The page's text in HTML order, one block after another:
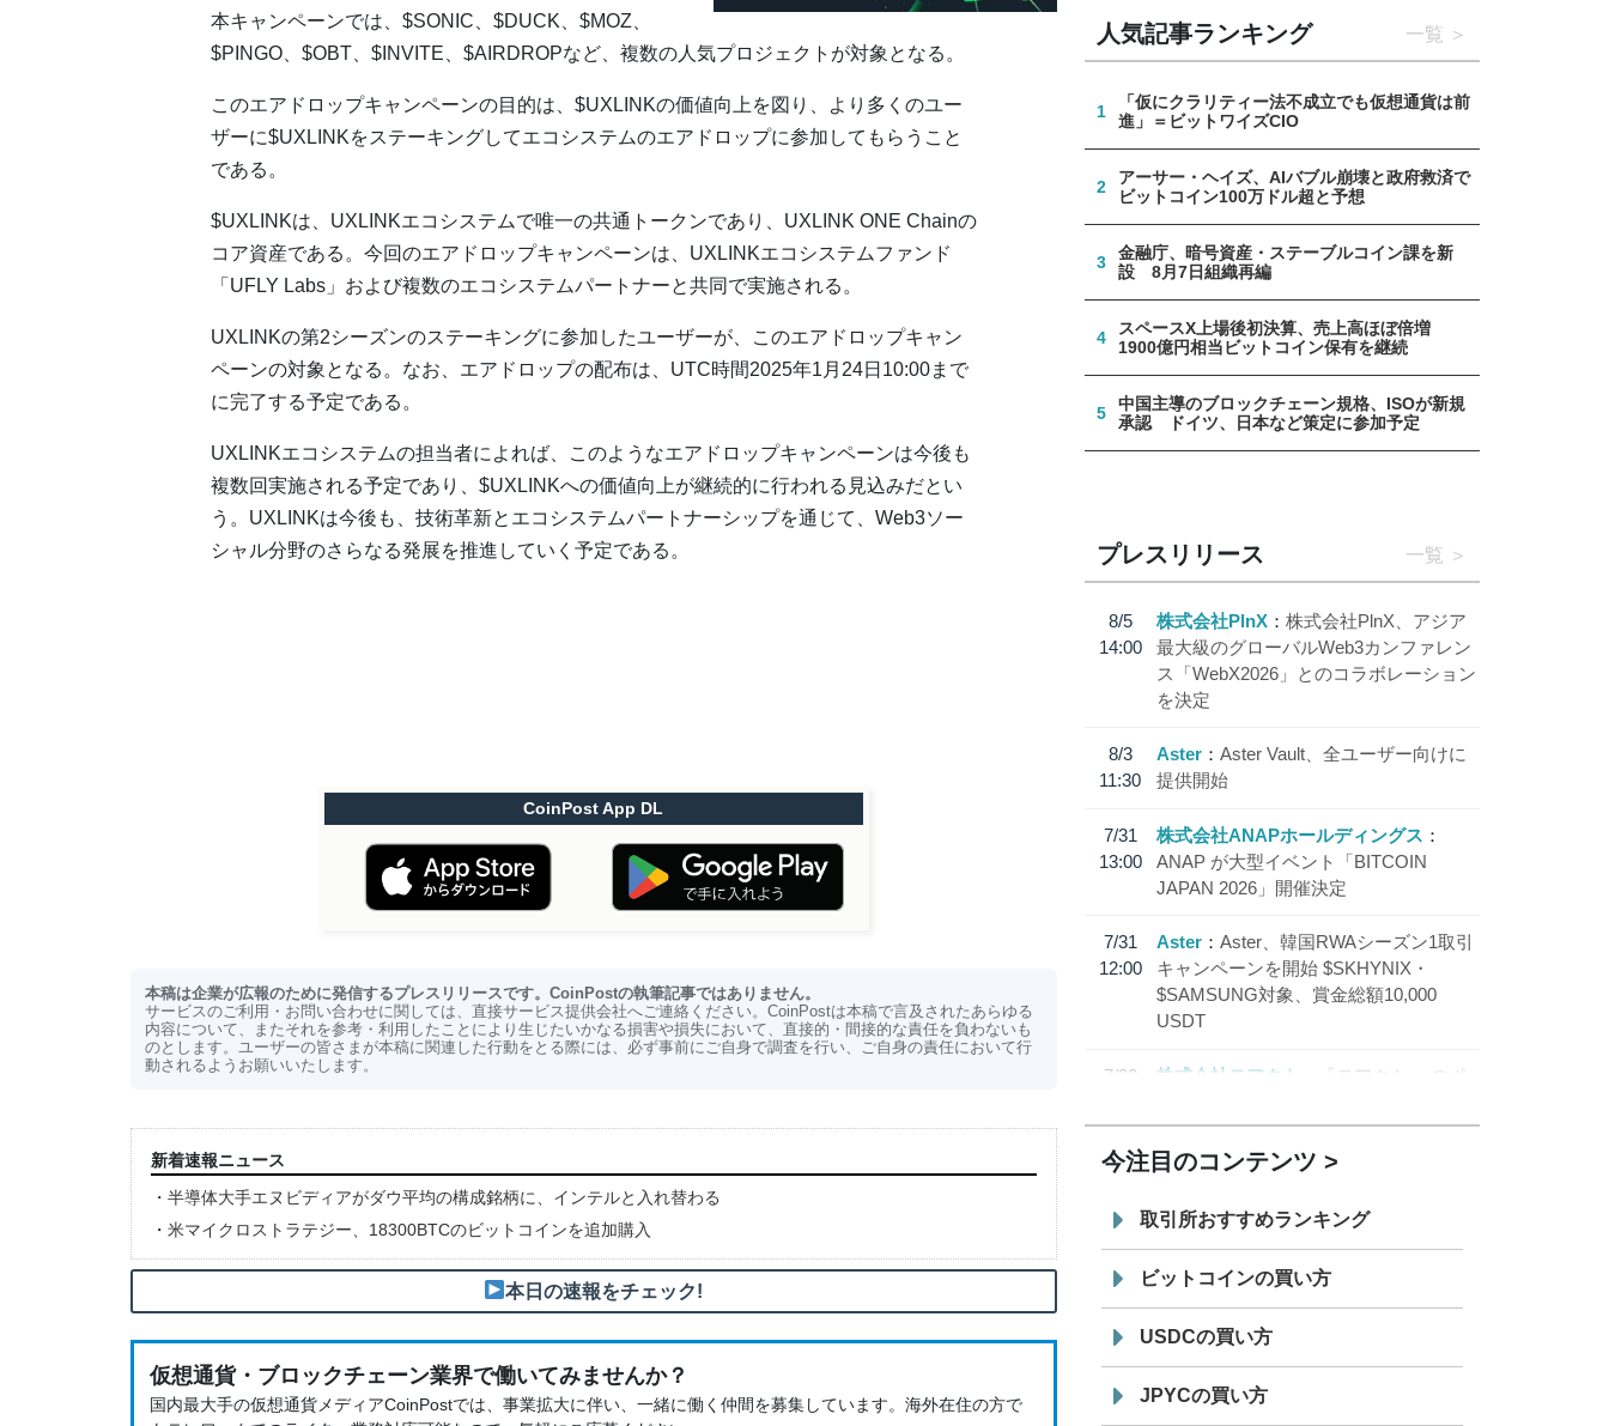
本キャンペーンでは、$SONIC、$DUCK、$MOZ、
$PINGO、$OBT、$INVITE、$AIRDROPなど、複数の人気プロジェクトが対象となる。
このエアドロップキャンペーンの目的は、$UXLINKの価値向上を図り、より多くのユー
ザーに$UXLINKをステーキングしてエコシステムのエアドロップに参加してもらうこと
である。
$UXLINKは、UXLINKエコシステムで唯一の共通トークンであり、UXLINK ONE Chainの
コア資産である。今回のエアドロップキャンペーンは、UXLINKエコシステムファンド
「UFLY Labs」および複数のエコシステムパートナーと共同で実施される。
UXLINKの第2シーズンのステーキングに参加したユーザーが、このエアドロップキャン
ペーンの対象となる。なお、エアドロップの配布は、UTC時間2025年1月24日10:00まで
に完了する予定である。
UXLINKエコシステムの担当者によれば、このようなエアドロップキャンペーンは今後も
複数回実施される予定であり、$UXLINKへの価値向上が継続的に行われる見込みだとい
う。UXLINKは今後も、技術革新とエコシステムパートナーシップを通じて、Web3ソー
シャル分野のさらなる発展を推進していく予定である。
CoinPost App DL
本稿は企業が広報のために発信するプレスリリースです。CoinPostの執筆記事ではありません。
サービスのご利用・お問い合わせに関しては、直接サービス提供会社へご連絡ください。CoinPostは本稿で言及されたあらゆる
内容について、またそれを参考・利用したことにより生じたいかなる損害や損失において、直接的・間接的な責任を負わないも
のとします。ユーザーの皆さまが本稿に関連した行動をとる際には、必ず事前にご自身で調査を行い、ご自身の責任において行
動されるようお願いいたします。
新着速報ニュース
・ 半導体大手エヌビディアがダウ平均の構成銘柄に、インテルと入れ替わる
・ 米マイクロストラテジー、18300BTCのビットコインを追加購入
本日の速報をチェック!
仮想通貨・ブロックチェーン業界で働いてみませんか？
国内最大手の仮想通貨メディアCoinPostでは、事業拡大に伴い、一緒に働く仲間を募集しています。海外在住の方で
人気記事ランキング 一覧
1
「仮にクラリティー法不成立でも仮想通貨は前
進」＝ビットワイズCIO
2
アーサー・ヘイズ、AIバブル崩壊と政府救済で
ビットコイン100万ドル超と予想
3
金融庁、暗号資産・ステーブルコイン課を新
設 8月7日組織再編
4
スペースX上場後初決算、売上高ほぼ倍増
1900億円相当ビットコイン保有を継続
5
中国主導のブロックチェーン規格、ISOが新規
承認 ドイツ、日本など策定に参加予定
プレスリリース 一覧
8/5
14:00
株式会社PlnX
株式会社PlnX、アジア
最大級のグローバルWeb3カンファレン
ス「WebX2026」とのコラボレーション
を決定
8/3
11:30
Aster
Aster Vault、全ユーザー向けに
提供開始
7/31
13:00
株式会社ANAPホールディングス
ANAP が大型イベント「BITCOIN
JAPAN 2026」開催決定
7/31
12:00
Aster
Aster、韓国RWAシーズン1取引
キャンペーンを開始 $SKHYNIX・
$SAMSUNG対象、賞金総額10,000
USDT
7/30
株式会社モアクト
「モアクト」 のポ
「 JPYC」を追加
19:30
てステーブルコイン「JPYSC」徹底解
説セミナーを開催
今注目のコンテンツ
取引所おすすめランキング
ビットコインの買い方
USDCの買い方
JPYCの買い方